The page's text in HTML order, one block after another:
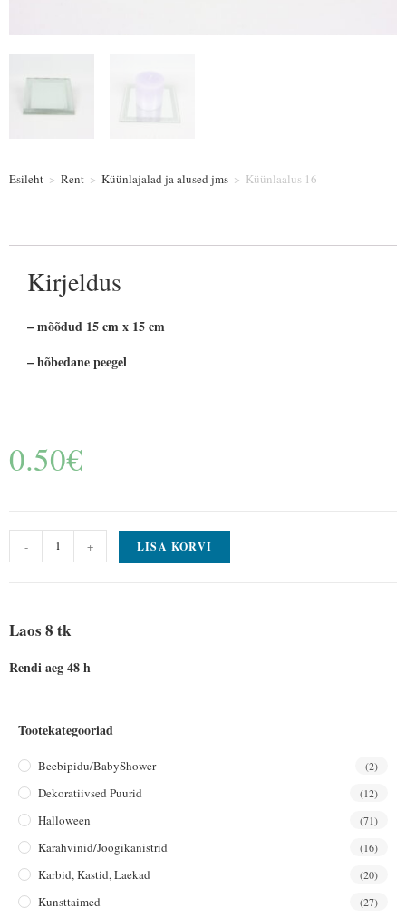
Esileht > Rent > Küünlajalad ja alused jms > Küünlaalus 16
Kirjeldus
– mõõdud 15 cm x 15 cm
– hõbedane peegel
0.50€
- + LISA KORVI
Laos 8 tk
Rendi aeg 48 h
Tootekategooriad
Beebipidu/BabyShower (2)
Dekoratiivsed Puurid (12)
Halloween (71)
Karahvinid/joogikanistrid (16)
Karbid, Kastid, Laekad (20)
Kunsttaimed (27)